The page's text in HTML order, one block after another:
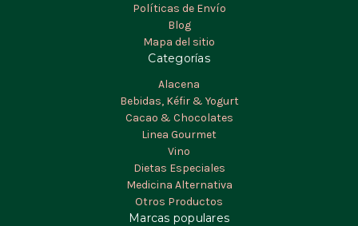
Políticas de Envío
Blog
Mapa del sitio
Categorías
Alacena
Bebidas, Kéfir & Yogurt
Cacao & Chocolates
Linea Gourmet
Vino
Dietas Especiales
Medicina Alternativa
Otros Productos
Marcas populares